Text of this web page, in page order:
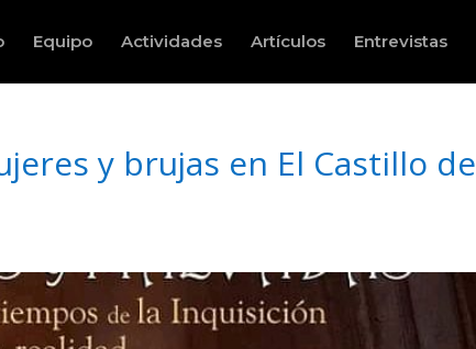
Equipo Actividades Artículos Entrevistas
y brujas en El Castillo de